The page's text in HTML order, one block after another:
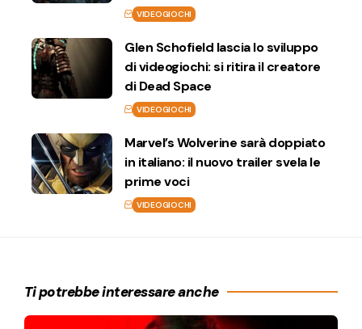
VIDEOGIOCHI
Glen Schofield lascia lo sviluppo
di videogiochi: si ritira il creatore
di Dead Space
VIDEOGIOCHI
Marvel’s Wolverine sarà doppiato
in italiano: il nuovo trailer svela le
prime voci
VIDEOGIOCHI
Ti potrebbe interessare anche